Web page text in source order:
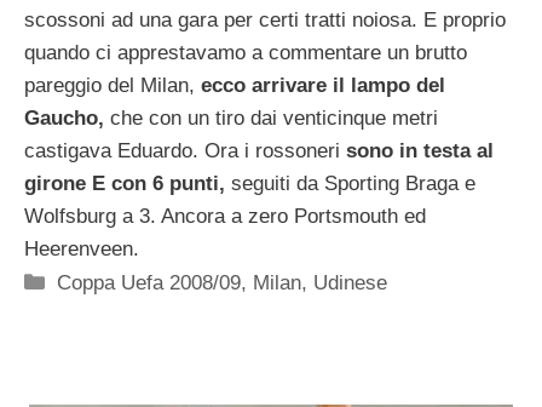
scossoni ad una gara per certi tratti noiosa. E proprio
quando ci apprestavamo a commentare un brutto
pareggio del Milan, ecco arrivare il lampo del
Gaucho, che con un tiro dai venticinque metri
castigava Eduardo. Ora i rossoneri sono in testa al
girone E con 6 punti, seguiti da Sporting Braga e
Wolfsburg a 3. Ancora a zero Portsmouth ed
Heerenveen.
Categorie
Coppa Uefa 2008/09, Milan, Udinese